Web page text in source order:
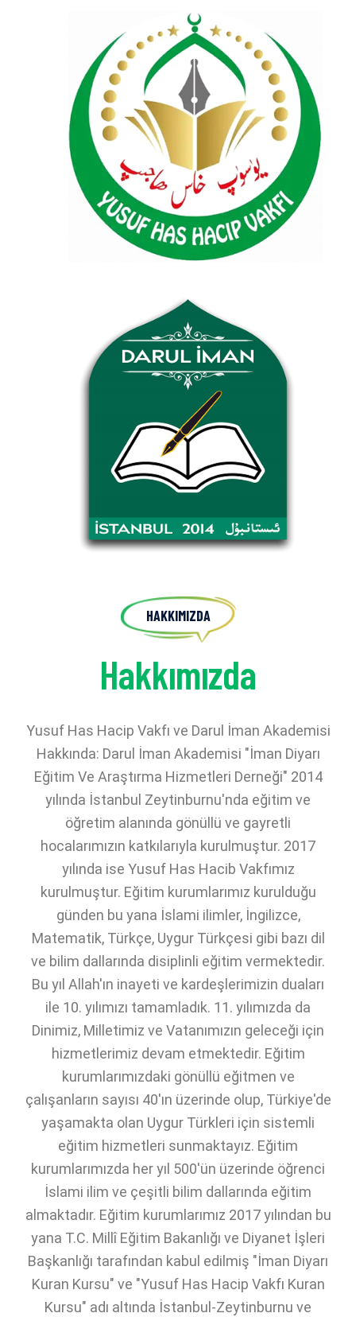
HAKKIMIZDA
Hakkımızda
Yusuf Has Hacip Vakfı ve Darul İman Akademisi
Hakkında: Darul İman Akademisi "İman Diyarı
Eğitim Ve Araştırma Hizmetleri Derneği" 2014
yılında İstanbul Zeytinburnu'nda eğitim ve
öğretim alanında gönüllü ve gayretli
hocalarımızın katkılarıyla kurulmuştur. 2017
yılında ise Yusuf Has Hacib Vakfımız
kurulmuştur. Eğitim kurumlarımız kurulduğu
günden bu yana İslami ilimler, İngilizce,
Matematik, Türkçe, Uygur Türkçesi gibi bazı dil
ve bilim dallarında disiplinli eğitim vermektedir.
Bu yıl Allah'ın inayeti ve kardeşlerimizin duaları
ile 10. yılımızı tamamladık. 11. yılımızda da
Dinimiz, Milletimiz ve Vatanımızın geleceği için
hizmetlerimiz devam etmektedir. Eğitim
kurumlarımızdaki gönüllü eğitmen ve
çalışanların sayısı 40'ın üzerinde olup, Türkiye'de
yaşamakta olan Uygur Türkleri için sistemli
eğitim hizmetleri sunmaktayız. Eğitim
kurumlarımızda her yıl 500'ün üzerinde öğrenci
İslami ilim ve çeşitli bilim dallarında eğitim
almaktadır. Eğitim kurumlarımız 2017 yılından bu
yana T.C. Millî Eğitim Bakanlığı ve Diyanet İşleri
Başkanlığı tarafından kabul edilmiş "İman Diyarı
Kuran Kursu" ve "Yusuf Has Hacip Vakfı Kuran
Kursu" adı altında İstanbul-Zeytinburnu ve